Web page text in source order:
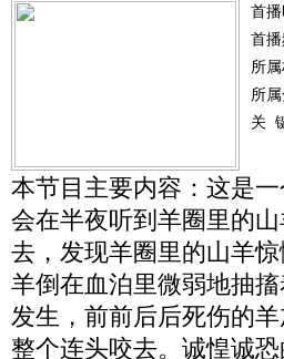
首
首播
所属
所
关
本节目主要内容：这是
会在半夜听到羊圈里的
去，发现羊圈里的山羊
羊倒在血泊里微弱地抽
发生，前前后后死伤的
整个连头咬去。诚惶诚